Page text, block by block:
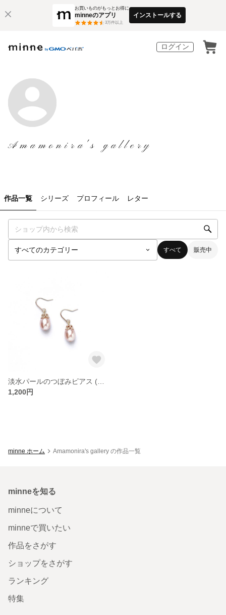
お買いものがもっとお得に
minneのアプリ
3万件以上
インストールする
ログイン
Amamonira's gallery
作品一覧 シリーズ プロフィール レター
すべて 販売中
1,200円
minne ホーム Amamonira's gallery の作品一覧
minneを知る
minneについて
minneで買いたい
作品をさがす
ショップをさがす
ランキング
特集